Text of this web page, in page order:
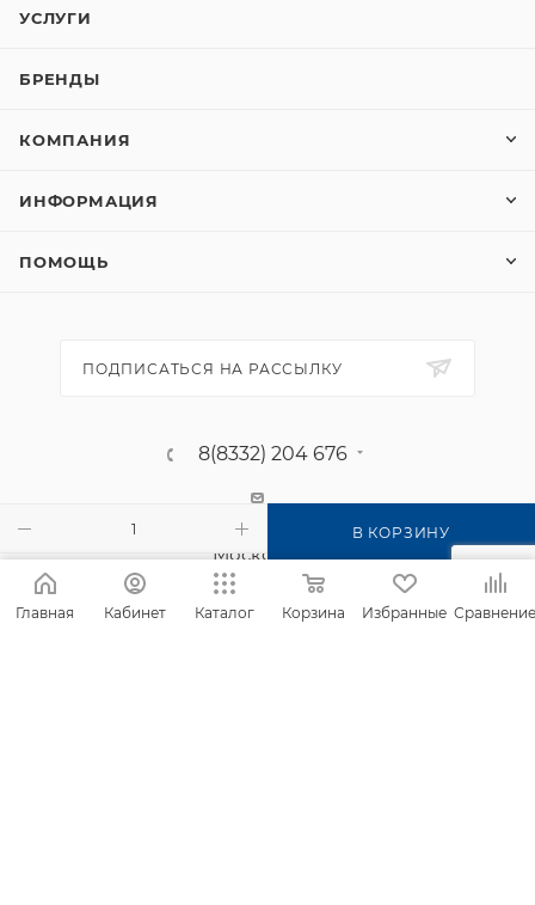
В КОРЗИНУ
УСЛУГИ
БРЕНДЫ
КОМПАНИЯ
ИНФОРМАЦИЯ
ПОМОЩЬ
ПОДПИСАТЬСЯ НА РАССЫЛКУ
8(8332) 204 676
г. Киров, п. Садаковский, ул.
Московская, 2б
Главная Кабинет Каталог Корзина Избранные Сравнение